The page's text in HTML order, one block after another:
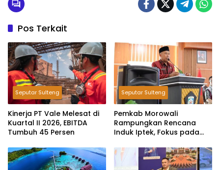
Pos Terkait
Seputar Sulteng
Kinerja PT Vale Melesat di
Kuartal II 2026, EBITDA
Tumbuh 45 Persen
Seputar Sulteng
Pemkab Morowali
Rampungkan Rencana
Induk Iptek, Fokus pada